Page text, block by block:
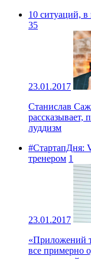
10 ситуаций, в
35
23.01.2017
Станислав
луддизм
#СтартапДня:
тренером 1
23.01.2017
«Приложений
все примерно